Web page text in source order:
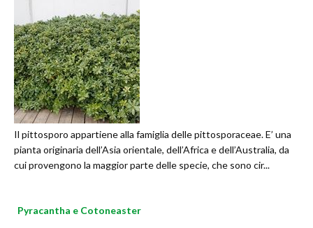
Il pittosporo appartiene alla famiglia delle pittosporaceae. E’ una
pianta originaria dell’Asia orientale, dell’Africa e dell’Australia, da
cui provengono la maggior parte delle specie, che sono cir...
Pyracantha e Cotoneaster